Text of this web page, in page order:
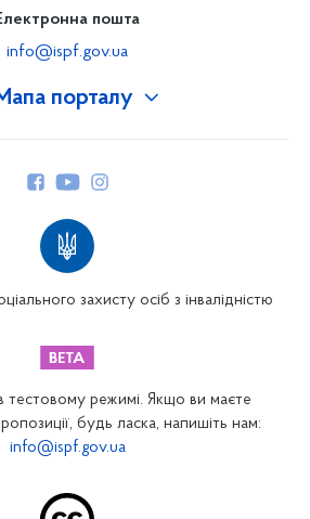
порталу
пошта
info@ispf.gov.ua
захисту осіб з інвалідністю
тестовому режимі. Якщо ви маєте
будь ласка, напишіть нам:
info@ispf.gov.ua